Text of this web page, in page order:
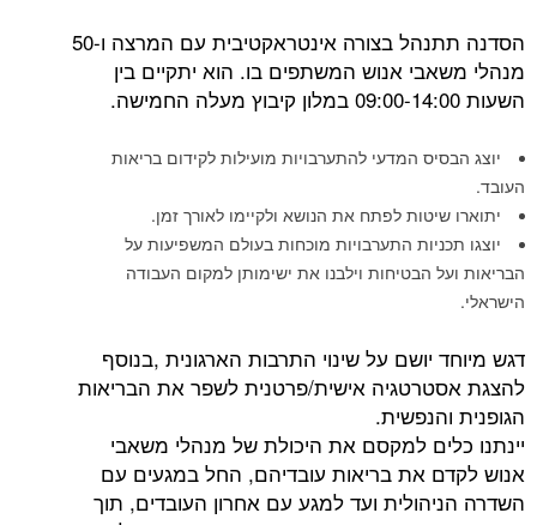
הסדנה תתנהל בצורה אינטראקטיבית עם המרצה ו-50
אנוש המשתפים בו. הוא יתקיים בין
המדעי להתערבויות מועילות לקידום בריאות
לפתח את הנושא ולקיימו לאורך זמן.
התערבויות מוכחות בעולם המשפיעות על
הבטיחות וילבנו את ישימותן למקום העבודה
על שינוי התרבות הארגונית ,בנוסף
אישית/פרטנית לשפר את הבריאות
למקסם את היכולת של מנהלי משאבי
את בריאות עובדיהם, החל במגעים עם
ועד למגע עם אחרון העובדים, תוך